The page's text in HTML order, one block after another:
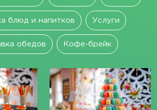
блюд и напитков Услуги
обедов Кофе-брейк